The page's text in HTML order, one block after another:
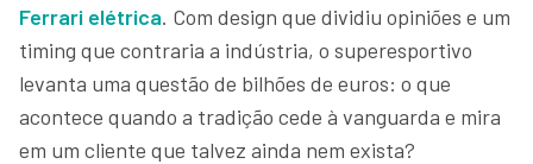
Ferrari elétrica. Com design que dividiu opiniões e um
timing que contraria a indústria, o superesportivo
levanta uma questão de bilhões de euros: o que
acontece quando a tradição cede à vanguarda e mira
em um cliente que talvez ainda nem exista?